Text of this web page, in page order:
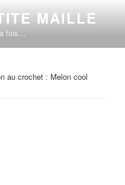
MAILLE
fois…
au crochet : Melon cool